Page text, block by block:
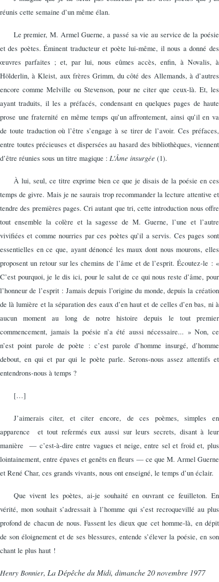
réunis cette semaine d’un même élan.
Le premier, M. Armel Guerne, a passé sa vie au service de la poésie
et des poètes. Éminent traducteur et poète lui-même, il nous a donné des
œuvres parfaites ; et, par lui, nous eûmes accès, enfin, à Novalis, à
Hölderlin, à Kleist, aux frères Grimm, du côté des Allemands, à d’autres
encore comme Melville ou Stevenson, pour ne citer que ceux-là. Et, les
ayant traduits, il les a préfacés, condensant en quelques pages de haute
prose une fraternité en même temps qu’un affrontement, ainsi qu’il en va
de toute traduction où l’être s’engage à se tirer de l’avoir. Ces préfaces,
entre toutes précieuses et dispersées au hasard des bibliothèques, viennent
d’être réunies sous un titre magique : L'Âme insurgée (1).
À lui, seul, ce titre exprime bien ce que je disais de la poésie en ces
temps de givre. Mais je ne saurais trop recommander la lecture attentive et
tendre des premières pages. Cri autant que tri, cette introduction nous offre
tout ensemble la colère et la sagesse de M. Guerne, l’une et l’autre
vivifiées et comme nourries par ces poètes qu’il a servis. Ces pages sont
essentielles en ce que, ayant dénoncé les maux dont nous mourons, elles
proposent un retour sur les chemins de l’âme et de l’esprit. Écoutez-le : «
C’est pourquoi, je le dis ici, pour le salut de ce qui nous reste d’âme, pour
l’honneur de l’esprit : Jamais depuis l’origine du monde, depuis la création
de là lumière et la séparation des eaux d’en haut et de celles d’en bas, ni à
aucun moment au long de notre histoire depuis le tout premier
commencement, jamais la poésie n’a été aussi nécessaire... » Non, ce
n’est point parole de poète : c’est parole d’homme insurgé, d’homme
debout, en qui et par qui le poète parle. Serons-nous assez attentifs et
entendrons-nous à temps ?
[…]
J’aimerais citer, et citer encore, de ces poèmes, simples en
apparence
et tout refermés eux aussi sur leurs secrets, disant à leur
manière
— c’est-à-dire entre vagues et neige, entre sel et froid et, plus
lointainement, entre épaves et genêts en fleurs — ce que M. Armel Guerne
et René Char, ces grands vivants, nous ont enseigné, le temps d’un éclair.
Que vivent les poètes, ai-je souhaité en ouvrant ce feuilleton. En
vérité, mon souhait s’adressait à l’homme qui s’est recroquevillé au plus
profond de chacun de nous. Fassent les dieux que cet homme-là, en dépit
de son éloignement et de ses blessures, entende s’élever la poésie, en son
chant le plus haut !
Henry Bonnier, La Dépêche du Midi, dimanche 20 novembre 1977